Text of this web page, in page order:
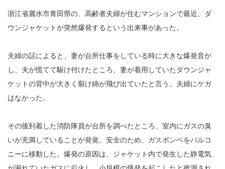
浙江省麗水市青田県の、高齢者夫婦が住むマンションで最近、ダ
ウンジャケットが突然爆発するという出来事があった。
夫婦の話によると、妻が台所仕事をしている時に大きな爆発音が
し、夫が慌てて駆け付けたところ、妻が着用していたダウンジャ
ケットの背中が大きく裂け綿が飛び出ていたと言う。夫婦にケガ
はなかった。
その後到着した消防隊員が台所を調べたところ、室内にガスの臭
いが充満していることが発覚。安全のため、ガスボンベをバルコ
ニーに移動した。爆発の原因は、ジャケット内で発生した静電気